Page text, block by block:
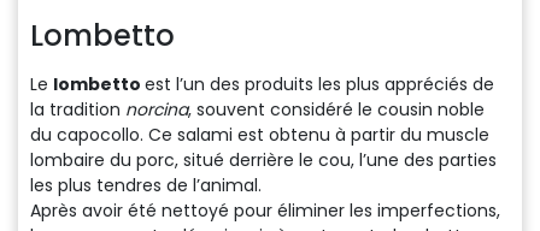
Lombetto
Le lombetto est l’un des produits les plus appréciés de
la tradition norcina, souvent considéré le cousin noble
du capocollo. Ce salami est obtenu à partir du muscle
lombaire du porc, situé derrière le cou, l’une des parties
les plus tendres de l’animal.
Après avoir été nettoyé pour éliminer les imperfections,